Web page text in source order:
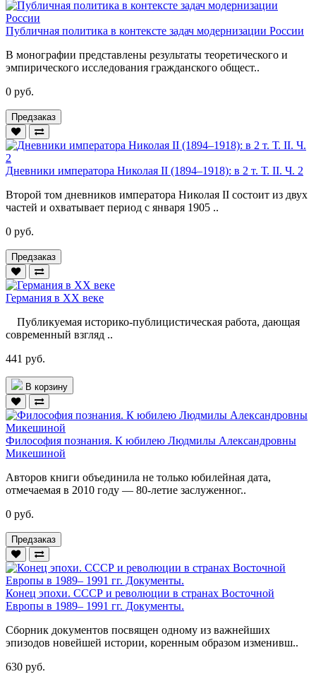
Публичная политика в контексте задач модернизации России
В монографии представлены результаты теоретического и
эмпирического исследования гражданского общест..
0 руб.
Предзаказ
Дневники императора Николая II (1894–1918): в 2 т. Т. II. Ч. 2
Второй том дневников императора Николая II состоит из двух
частей и охватывает период с января 1905 ..
0 руб.
Предзаказ
Германия в XX веке
Публикуемая историко-публицистическая работа, дающая
современный взгляд ..
441 руб.
В корзину
Философия познания. К юбилею Людмилы Александровны
Микешиной
Авторов книги объединила не только юбилейная дата,
отмечаемая в 2010 году — 80-летие заслуженног..
0 руб.
Предзаказ
Конец эпохи. СССР и революции в странах Восточной
Европы в 1989– 1991 гг. Документы.
Сборник документов посвящен одному из важнейших
эпизодов новейшей истории, коренным образом изменивш..
630 руб.